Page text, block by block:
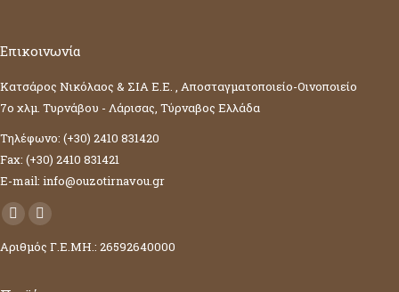
Επικοινωνία
Κατσάρος Νικόλαος & ΣΙΑ Ε.Ε. , Αποσταγματοποιείο-Οινοποιείο
7ο χλμ. Τυρνάβου - Λάρισας, Τύρναβος Ελλάδα
Τηλέφωνο: (+30) 2410 831420
Fax: (+30) 2410 831421
E-mail: info@ouzotirnavou.gr
Facebook
page
YouTube
page
Αριθμός Γ.Ε.ΜΗ.: 26592640000